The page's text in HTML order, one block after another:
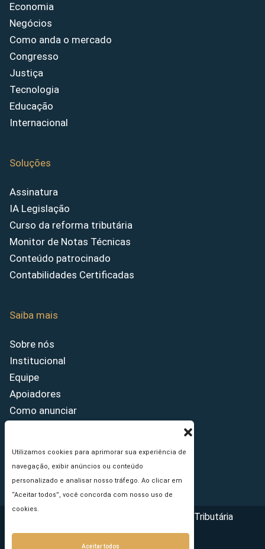
Utilizamos cookies para aprimorar sua experiência de
navegação, exibir anúncios ou conteúdo
personalizado e analisar nosso tráfego. Ao clicar em
“Aceitar todos”, você concorda com nosso uso de
cookies.
Aceitar todos
Economia
Negócios
Como anda o mercado
Congresso
Justiça
Tecnologia
Educação
Internacional
Soluções
Assinatura
IA Legislação
Curso da reforma tributária
Monitor de Notas Técnicas
Conteúdo patrocinado
Contabilidades Certificadas
Saiba mais
Sobre nós
Institucional
Equipe
Apoiadores
Como anunciar
Princípios Editoriais
Copyright © 2026 - Portal da Reforma Tributária